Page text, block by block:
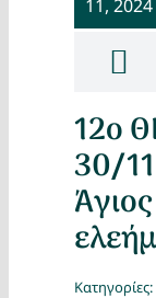
11, 2024
12ο
30/
Κατηγορίες: